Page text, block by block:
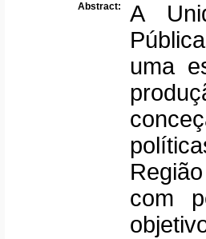
Abstract:
A
uma
com